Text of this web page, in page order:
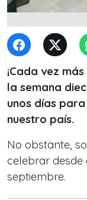
¡Cada vez
la semana
unos días
nuestro país.
No obstante,
celebrar desde
septiembre.